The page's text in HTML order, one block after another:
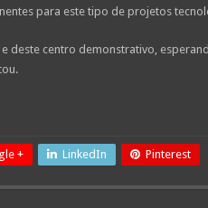
para este tipo de projetos
deste centro demonstrativo,
+ LinkedIn Pinterest